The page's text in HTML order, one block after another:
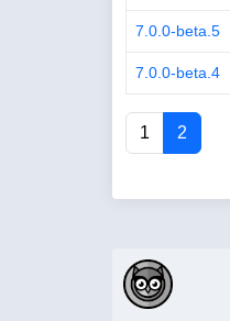
7.0.0-beta.5
7.0.0-beta.4
1 2